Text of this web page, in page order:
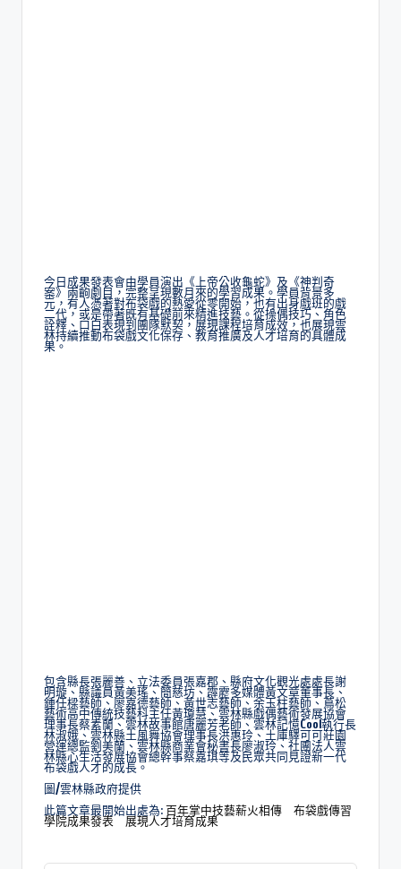
新聞中心
View All Posts
Previous Post
跨越語言守護異鄉人！
芳苑警深入移工宿舍 溫
戶」陷阱
115年雲林縣政大藝文學
近百件精彩創作齊聚 展